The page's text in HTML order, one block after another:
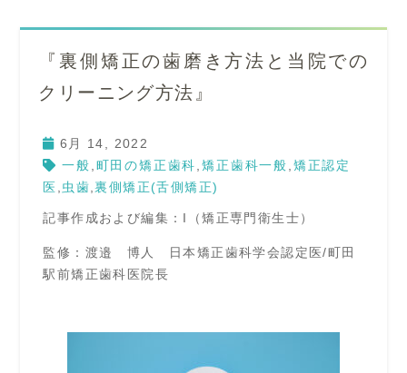
『裏側矯正の歯磨き方法と当院での
クリーニング方法』
6月 14, 2022
一般 町田の矯正歯科 矯正歯科一般 矯正認定
医 虫歯 ,裏側矯正(舌側矯正)
記事作成および編集：I（矯正専門衛生士）
監修：渡邉 博人 日本矯正歯科学会認定医/町田
駅前矯正歯科医院長